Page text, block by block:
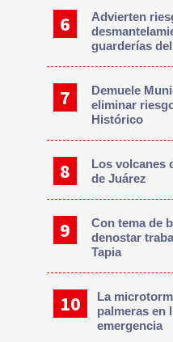
Advierten
guarderías
Demuele
eliminar
Histórico
Los volcanes
de Juárez
Con tema de
denostar
Tapia
La
palmeras en
emergencia